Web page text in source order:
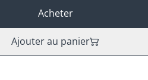
Acheter
Ajouter au panier